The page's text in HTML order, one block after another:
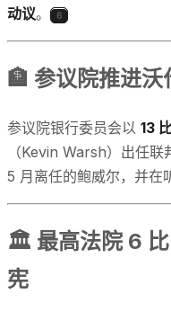
动议。 6
🏦 参议院推进
参议院银行委员会以 13
（Kevin Warsh）出任
5 月离任的鲍威尔，并在
🏛️ 最高法院 6 比
宪